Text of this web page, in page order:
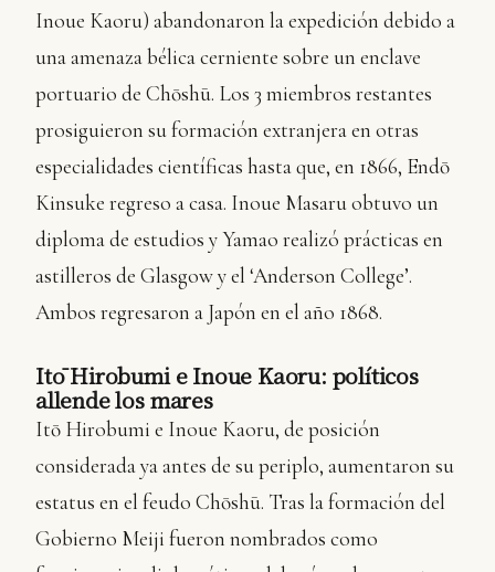
Inoue Kaoru) abandonaron la expedición debido a
una amenaza bélica cerniente sobre un enclave
portuario de Chōshū. Los 3 miembros restantes
prosiguieron su formación extranjera en otras
especialidades científicas hasta que, en 1866, Endō
Kinsuke regreso a casa. Inoue Masaru obtuvo un
diploma de estudios y Yamao realizó prácticas en
astilleros de Glasgow y el ‘Anderson College’.
Ambos regresaron a Japón en el año 1868.
Itō Hirobumi e Inoue Kaoru: políticos
allende los mares
Itō Hirobumi e Inoue Kaoru, de posición
considerada ya antes de su periplo, aumentaron su
estatus en el feudo Chōshū. Tras la formación del
Gobierno Meiji fueron nombrados como